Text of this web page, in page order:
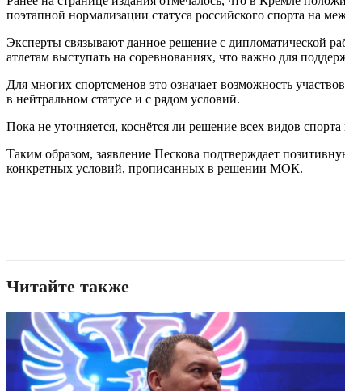
поэтапной нормализации статуса российского спорта на
Эксперты связывают данное решение с дипломатической
атлетам выступать на соревнованиях, что важно для
Для многих спортсменов это означает возможность
в нейтральном статусе и с рядом условий.
Пока не уточняется, коснётся ли решение всех видов
Таким образом, заявление Пескова подтверждает
конкретных условий, прописанных в решении МОК.
Читайте также